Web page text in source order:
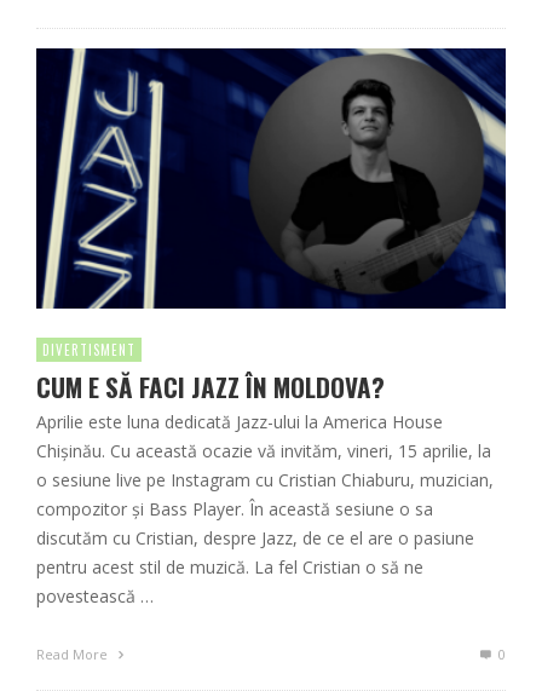
DIVERTISMENT
CUM E SĂ FACI JAZZ ÎN MOLDOVA?
Aprilie este luna dedicată Jazz-ului la America House
Chișinău. Cu această ocazie vă invităm, vineri, 15 aprilie, la
o sesiune live pe Instagram cu Cristian Chiaburu, muzician,
compozitor și Bass Player. În această sesiune o sa
discutăm cu Cristian, despre Jazz, de ce el are o pasiune
pentru acest stil de muzică. La fel Cristian o să ne
povestească …
Read More 0